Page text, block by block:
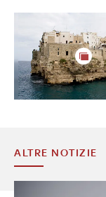
ALTRE NOTIZIE